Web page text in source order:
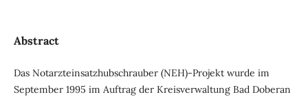
Abstract
Das Notarzteinsatzhubschrauber (NEH)-Projekt wurde im
September 1995 im Auftrag der Kreisverwaltung Bad Doberan